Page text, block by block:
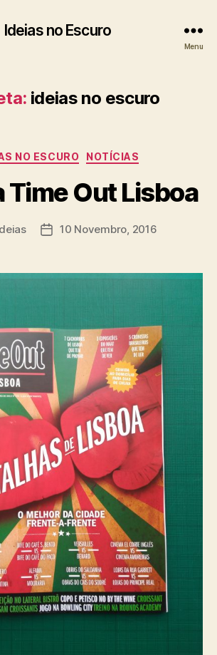
Ideias no Escuro
Menu
ideias no escuro
Categorias
NO ESCURO NOTÍCIAS
Time Out Lisboa
Data10 Novembro, 2016